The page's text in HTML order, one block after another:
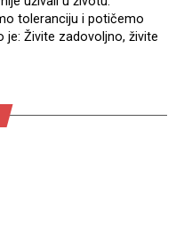
toleranciju i potičemo
je: Živite zadovoljno, živite